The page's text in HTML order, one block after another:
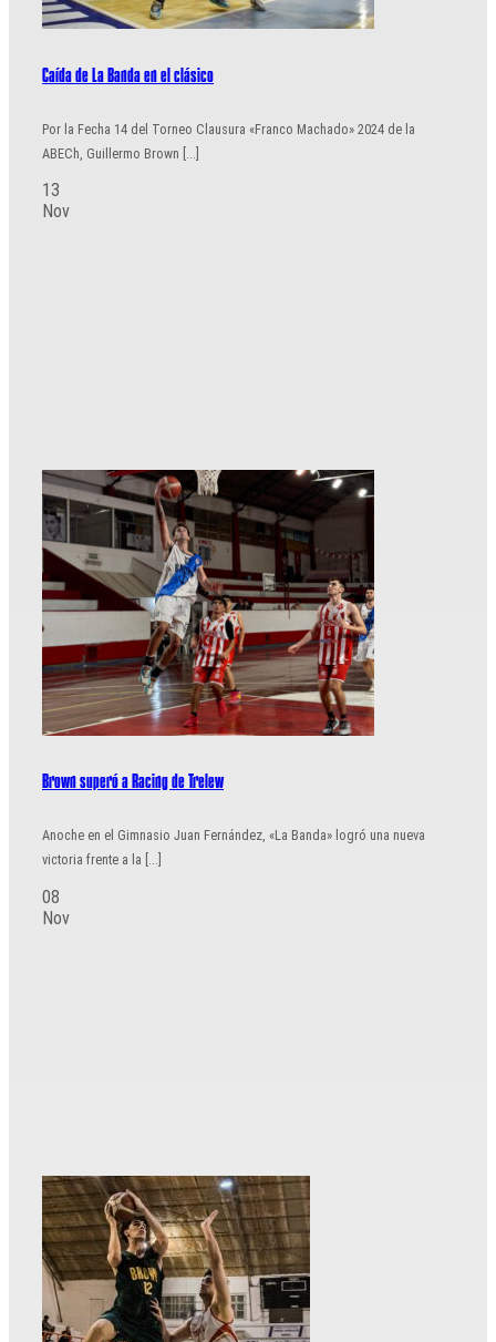
Caída de La Banda en el clásico
Por la Fecha 14 del Torneo Clausura «Franco Machado» 2024 de la
ABECh, Guillermo Brown [...]
13
Nov
Brown superó a Racing de Trelew
Anoche en el Gimnasio Juan Fernández, «La Banda» logró una nueva
victoria frente a la [...]
08
Nov